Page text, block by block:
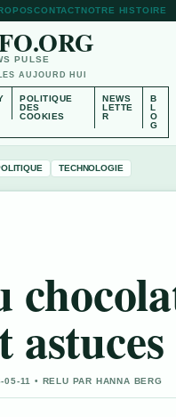
CONTACTNOTRE HISTOIRE
PULSE
AUJOURD HUI
POLITIQUE
DES
COOKIES
NEWS
LETTE
R
B
L
O
G
TECHNOLOGIE
astuces
11 • RELU PAR HANNA BERG